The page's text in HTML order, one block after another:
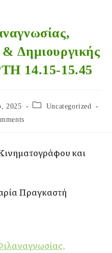
Δημιουργικής
14.15-15.45
2025
Uncategorized
και
Πραγκαστή